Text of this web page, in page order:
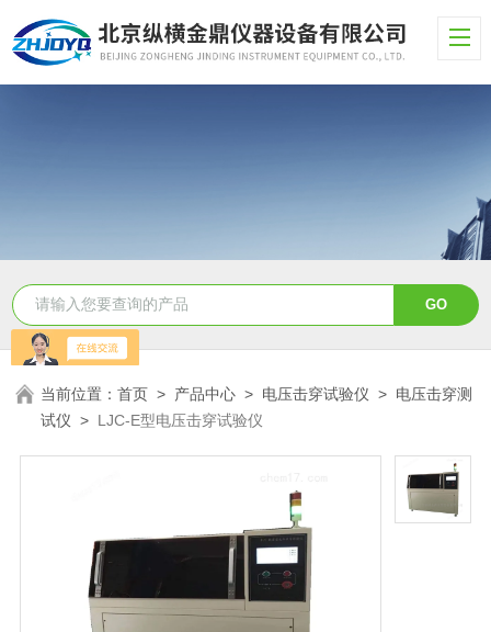
当前位置：首页 > 产品中心 > 电压击穿试验仪 > 电压击穿测
试仪 > LJC-E型电压击穿试验仪